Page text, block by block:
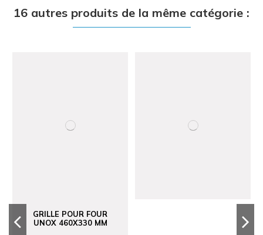
16 autres produits de la même catégorie :
GRILLE POUR FOUR
UNOX 460X330 MM